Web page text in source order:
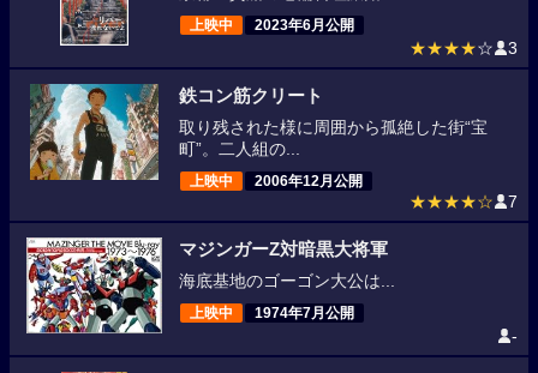
上映中 2023年6月公開
★★★★☆ 3
鉄コン筋クリート
取り残された様に周囲から孤絶した街“宝
町”。二人組の...
上映中 2006年12月公開
★★★★☆ 7
マジンガーZ対暗黒大将軍
海底基地のゴーゴン大公は...
上映中 1974年7月公開
-